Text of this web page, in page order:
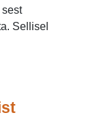
Sellisel